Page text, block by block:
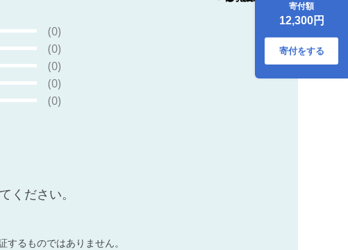
新/IB021-011) 鰻 ウ
ナギ 蒲焼 国産 丑の
日 うな重 無頭 ギフ
ト プレゼント 贈り
物 贈答 惣菜 総菜
寄付額
12,300円
寄付をする
(0)
(0)
(0)
(0)
(0)
ください。
るものではありません。